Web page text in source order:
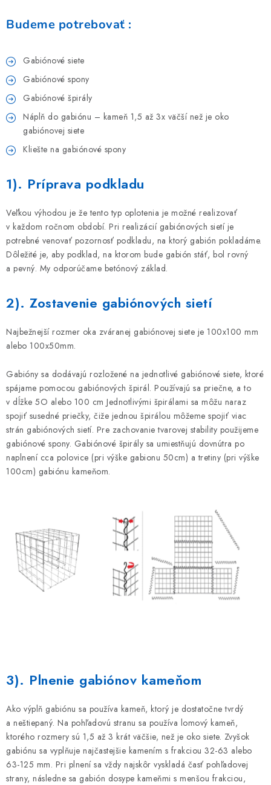
Budeme potrebovať :
Gabiónové siete
Gabiónové spony
Gabiónové špirály
Náplň do gabiónu – kameň 1,5 až 3x väčší než je oko
gabiónovej siete
Kliešte na gabiónové spony
1). Príprava podkladu
Veľkou výhodou je že tento typ oplotenia je možné realizovať
v každom ročnom období. Pri realizácií gabiónových sietí je
potrebné venovať pozornosť podkladu, na ktorý gabión pokladáme.
Dôležité je, aby podklad, na ktorom bude gabión stáť, bol rovný
a pevný. My odporúčame betónový základ.
2). Zostavenie gabiónových sietí
Najbežnejší rozmer oka zváranej gabiónovej siete je 100x100 mm
alebo 100x50mm.
Gabióny sa dodávajú rozložené na jednotlivé gabiónové siete, ktoré
spájame pomocou gabiónových špirál. Používajú sa priečne, a to
v dĺžke 5O alebo 100 cm Jednotlivými špirálami sa môžu naraz
spojiť susedné priečky, čiže jednou špirálou môžeme spojiť viac
strán gabiónových sietí. Pre zachovanie tvarovej stability použijeme
gabiónové spony. Gabiónové špirály sa umiestňujú dovnútra po
naplnení cca polovice (pri výške gabionu 50cm) a tretiny (pri výške
100cm) gabiónu kameňom.
3). Plnenie gabiónov kameňom
Ako výplň gabiónu sa používa kameň, ktorý je dostatočne tvrdý
a neštiepaný. Na pohľadovú stranu sa používa lomový kameň,
ktorého rozmery sú 1,5 až 3 krát väčšie, než je oko siete. Zvyšok
gabiónu sa vyplňuje najčastejšie kamením s frakciou 32-63 alebo
63-125 mm. Pri plnení sa vždy najskôr vyskladá časť pohľadovej
strany, následne sa gabión dosype kameňmi s menšou frakciou,